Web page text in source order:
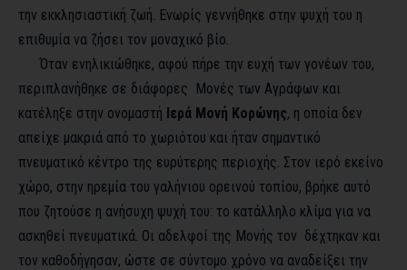
την εκκλησιαστική ζωή. Ενωρίς γεννήθηκε στην ψυχή του η
επιθυμία να ζήσει τον μοναχικό βίο.
Όταν ενηλικιώθηκε, αφού πήρε την ευχή των γονέων του,
περιπλανήθηκε σε διάφορες Μονές των Αγράφων και
κατέληξε στην ονομαστή Ιερά Μονή Κορώνης, η οποία δεν
απείχε μακριά από το χωριότου και ήταν σημαντικό
πνευματικό κέντρο της ευρύτερης περιοχής. Στον ιερό εκείνο
χώρο, στην ηρεμία του γαλήνιου ορεινού τοπίου, βρήκε αυτό
που ζητούσε η ανήσυχη ψυχή του: το κατάλληλο κλίμα για να
ασκηθεί πνευματικά. Οι αδελφοί της Μονής τον δέχτηκαν και
τον καθοδήγησαν, ώστε σε σύντομο χρόνο να αναδείξει την